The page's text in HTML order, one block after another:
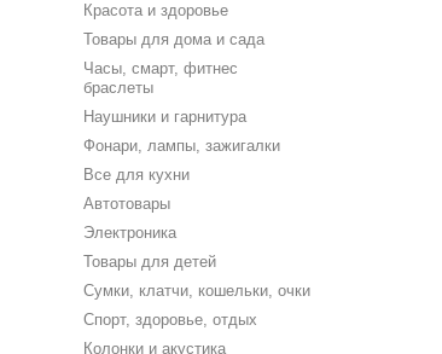
Красота и здоровье
Товары для дома и сада
Часы, смарт, фитнес
браслеты
Наушники и гарнитура
Фонари, лампы, зажигалки
Все для кухни
Автотовары
Электроника
Товары для детей
Сумки, клатчи, кошельки, очки
Спорт, здоровье, отдых
Колонки и акустика